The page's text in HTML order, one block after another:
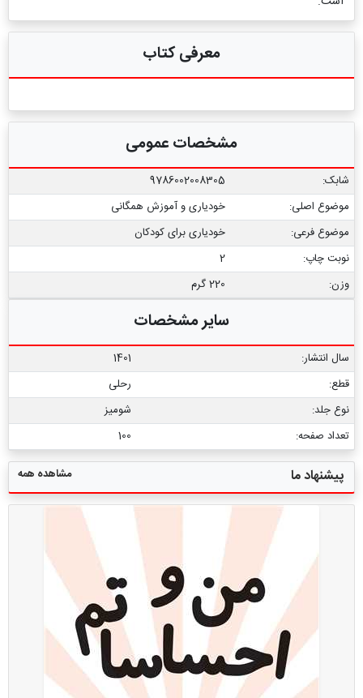
معرفی کتاب
مشخصات عمومی
شابک:
9786002008305
موضوع اصلی:
خودیاری و آموزش همگانی
موضوع فرعی:
خودیاری برای کودکان
نوبت چاپ:
2
وزن:
220 گرم
سایر مشخصات
سال انتشار:
1401
قطع:
رحلی
نوع جلد:
شومیز
تعداد صفحه:
100
پیشنهاد ما مشاهده همه